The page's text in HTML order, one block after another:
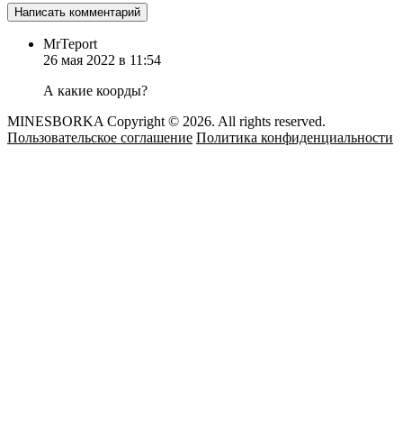
MrTeport
26 мая 2022 в 11:54
А какие коорды?
MINESBORKA Copyright © 2026. All rights reserved.
Пользовательское соглашение Политика конфиденциальности